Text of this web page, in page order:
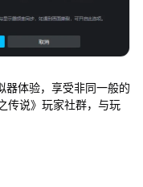
体验，享受非同一般的
传说》玩家社群，与玩